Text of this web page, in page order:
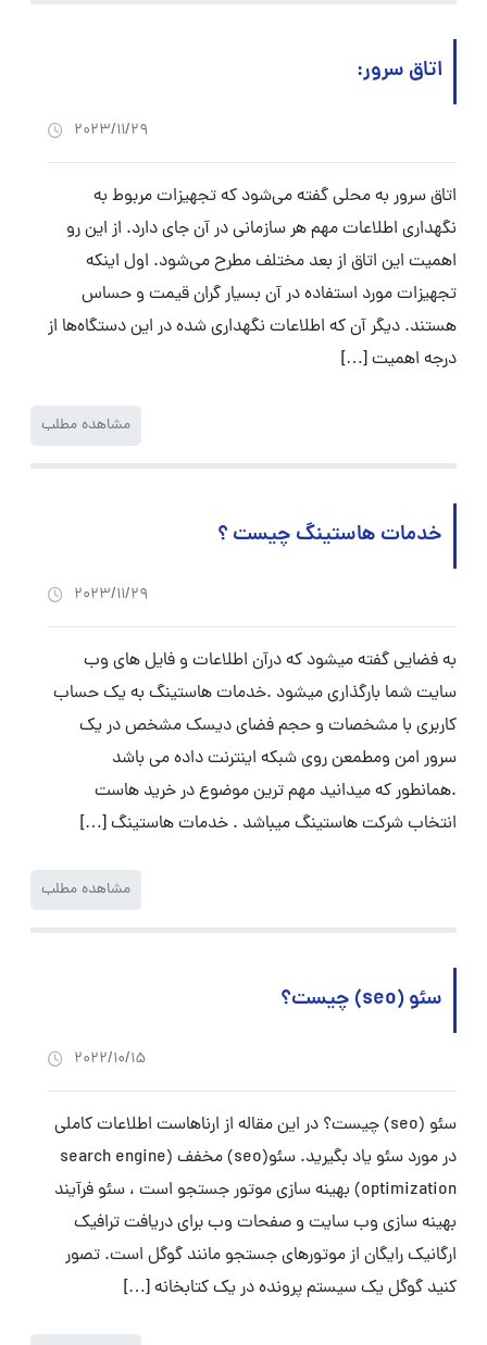
اتاق سرور:
2023/11/29
اتاق سرور به محلی گفته می‌شود که تجهیزات مربوط به
نگهداری اطلاعات مهم هر سازمانی در آن جای دارد. از این رو
اهمیت این اتاق از بعد مختلف مطرح می‌شود. اول اینکه
تجهیزات مورد استفاده در آن بسیار گران قیمت و حساس
هستند. دیگر آن که اطلاعات نگهداری شده در این دستگاه‌ها از
درجه اهمیت […]
مشاهده مطلب
خدمات هاستینگ چیست ؟
2023/11/29
به فضایی گفته میشود که درآن اطلاعات و فایل های وب
سایت شما بارگذاری میشود .خدمات هاستینگ به یک حساب
کاربری با مشخصات و حجم فضای دیسک مشخص در یک
سرور امن ومطمعن روی شبکه اینترنت داده می باشد
.همانطور که میدانید مهم ترین موضوع در خرید هاست
انتخاب شرکت هاستینگ میباشد . خدمات هاستینگ […]
مشاهده مطلب
سئو (seo) چیست؟
2022/10/15
سئو (seo) چیست؟ در این مقاله از ارناهاست اطلاعات کاملی
در مورد سئو یاد بگیرید. سئو(seo) مخفف (search engine
optimization) بهینه سازی موتور جستجو است ، سئو فرآیند
بهینه سازی وب سایت و صفحات وب برای دریافت ترافیک
ارگانیک رایگان از موتورهای جستجو مانند گوگل است. تصور
کنید گوگل یک سیستم پرونده در یک کتابخانه […]